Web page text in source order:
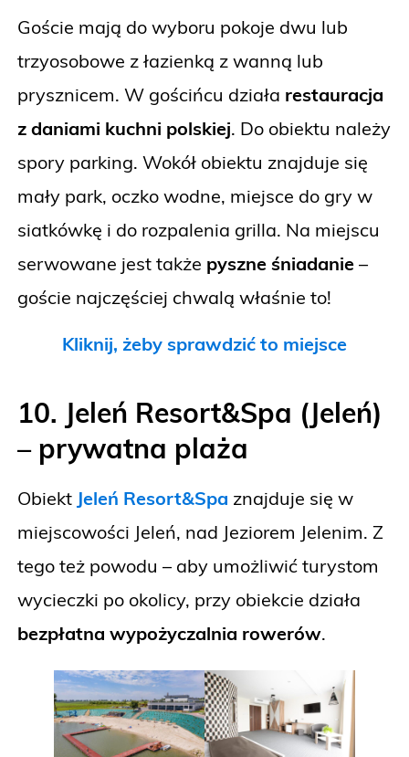
Goście mają do wyboru pokoje dwu lub
trzyosobowe z łazienką z wanną lub
prysznicem. W gościńcu działa restauracja
z daniami kuchni polskiej. Do obiektu należy
spory parking. Wokół obiektu znajduje się
mały park, oczko wodne, miejsce do gry w
siatkówkę i do rozpalenia grilla. Na miejscu
serwowane jest także pyszne śniadanie –
goście najczęściej chwalą właśnie to!
Kliknij, żeby sprawdzić to miejsce
10. Jeleń Resort&Spa (Jeleń)
– prywatna plaża
Obiekt Jeleń Resort&Spa znajduje się w
miejscowości Jeleń, nad Jeziorem Jelenim. Z
tego też powodu – aby umożliwić turystom
wycieczki po okolicy, przy obiekcie działa
bezpłatna wypożyczalnia rowerów.